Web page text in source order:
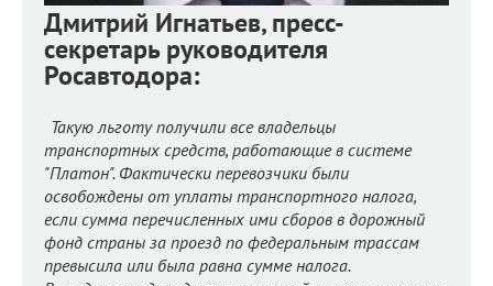
Дмитрий Игнатьев, пресс-
секретарь руководителя
Росавтодора:
Такую льготу получили все владельцы
транспортных средств, работающие в системе
"Платон". Фактически перевозчики были
освобождены от уплаты транспортного налога,
если сумма перечисленных ими сборов в дорожный
фонд страны за проезд по федеральным трассам
превысила или была равна сумме налога.